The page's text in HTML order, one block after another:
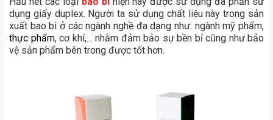
dụng giấy duplex. Người ta sử dụng chất liệu này trong sản
xuất bao bì ở các ngành nghề đa dạng như: ngành mỹ phẩm,
thực phẩm, cơ khí,… nhằm đảm bảo sự bền bỉ cũng như bảo
vệ sản phẩm bên trong được tốt hơn.